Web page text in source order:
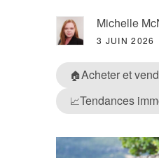
Michelle
3 JUIN 2026
🏠Acheter et
📈Tendances